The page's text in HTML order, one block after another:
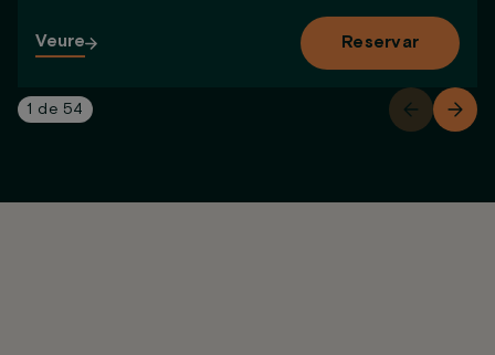
Veure Reservar
1 de 54